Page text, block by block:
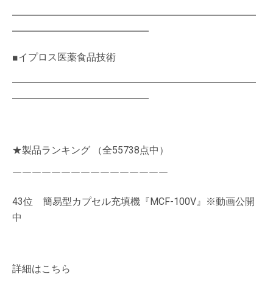
━━━━━━━━━━━━━━━━━━━━━━━━━
━━━━━━━━━━━━━━
■イプロス医薬食品技術
━━━━━━━━━━━━━━━━━━━━━━━━━
━━━━━━━━━━━━━━
★製品ランキング （全55738点中）
￣￣￣￣￣￣￣￣￣￣￣￣￣￣￣￣
43位 簡易型カプセル充填機『MCF-100V』※動画公開
中
詳細はこちら